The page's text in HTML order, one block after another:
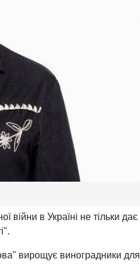
війни в Україні не тільки дає
вирощує виноградники для